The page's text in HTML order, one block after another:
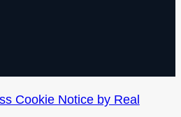
Cookie Notice by Real